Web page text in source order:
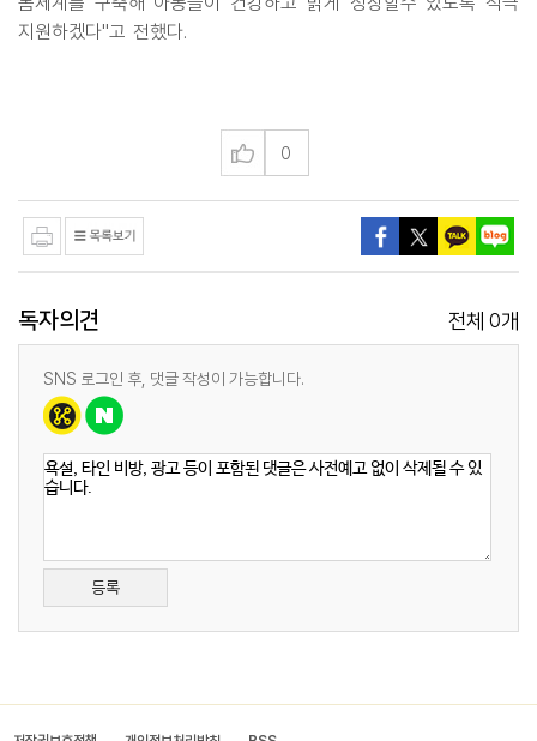
지원하겠다"고 전했다.
0
독자의견 전체 0개
SNS 로그인 후, 댓글 작성이 가능합니다.
등록